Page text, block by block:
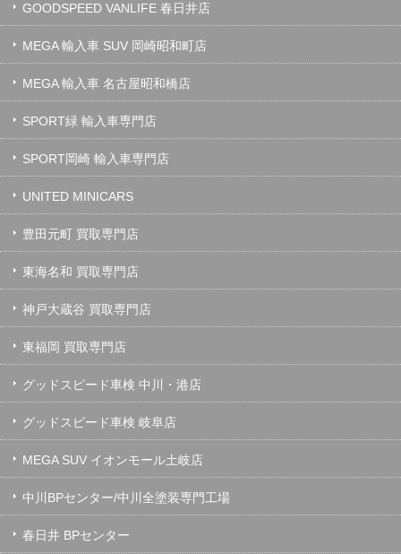
GOODSPEED VANLIFE 春日井店
MEGA 輸入車 SUV 岡崎昭和町店
MEGA 輸入車 名古屋昭和橋店
SPORT緑 輸入車専門店
SPORT岡崎 輸入車専門店
UNITED MINICARS
豊田元町 買取専門店
東海名和 買取専門店
神戸大蔵谷 買取専門店
東福岡 買取専門店
グッドスピード車検 中川・港店
グッドスピード車検 岐阜店
MEGA SUV イオンモール土岐店
中川BPセンター/中川全塗装専門工場
春日井 BPセンター